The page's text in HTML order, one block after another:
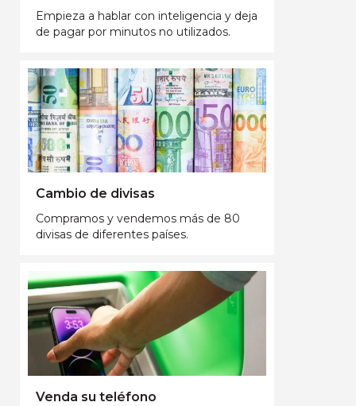
Empieza a hablar con inteligencia y deja
de pagar por minutos no utilizados.
Cambio de divisas
Compramos y vendemos más de 80
divisas de diferentes países.
Venda su teléfono